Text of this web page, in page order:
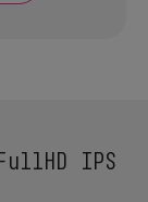
IPS